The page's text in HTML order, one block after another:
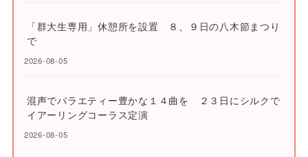
「群大生専用」休憩所を設置 ８、９日の八木節まつり
で
2026-08-05
混声でバラエティー豊かな１４曲を ２３日にシルクで
イアーリングコーラス定演
2026-08-05